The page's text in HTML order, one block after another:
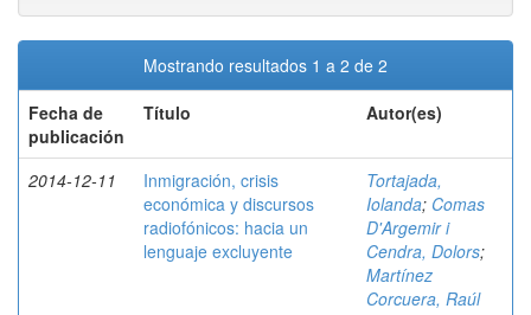
Mostrando resultados 1 a 2 de 2
Fecha de
publicación
Título Autor(es)
2014-12-11
Inmigración, crisis
económica y discursos
radiofónicos: hacia un
lenguaje excluyente
Tortajada,
Iolanda; Comas
D'Argemir i
Cendra, Dolors;
Martínez
Corcuera, Raúl